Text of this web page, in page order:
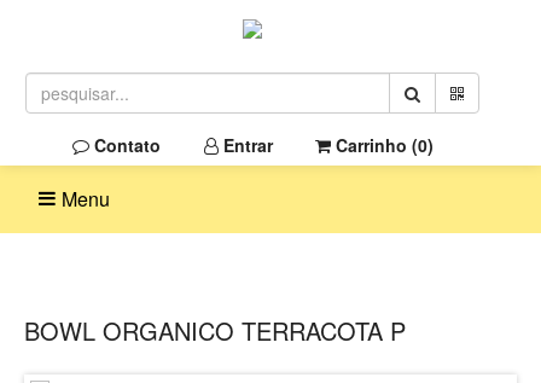
Contato Entrar Carrinho (0)
Menu
BOWL ORGANICO TERRACOTA P